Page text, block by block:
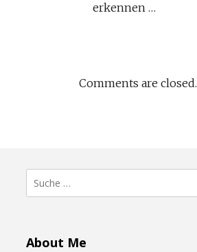
erkennen …
Comments are closed.
Suche
nach:
About Me